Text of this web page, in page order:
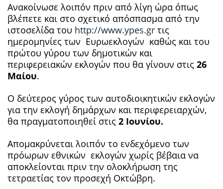
Ανακοίνωσε λοιπόν πριν από λίγη ώρα όπως
βλέπετε και στο σχετικό απόσπασμα από την
ιστοσελίδα του http://www.ypes.gr τις
ημερομηνίες των Ευρωεκλογών καθώς και του
πρώτου γύρου των δημοτικών και
περιφερειακών εκλογών που θα γίνουν στις 26
Μαίου.
Ο δεύτερος γύρος των αυτοδιοικητικών εκλογών
για την εκλογή δημάρχων και περιφερειαρχών,
θα πραγματοποιηθεί στις 2 Ιουνίου.
Απομακρύνεται λοιπόν το ενδεχόμενο των
πρόωρων εθνικών εκλογών χωρίς βέβαια να
αποκλείονται πριν την ολοκλήρωση της
τετραετίας τον προσεχή Οκτώβρη.